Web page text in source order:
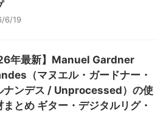
6/19
年最新】Manuel Gardner
（マヌエル・ガードナー・
ナンデス / Unprocessed）の使
まとめ ギター・デジタルリグ・